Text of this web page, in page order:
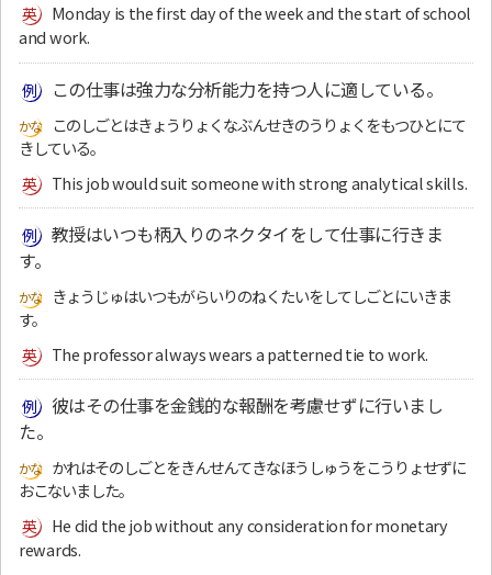
Monday is the first day of the week and the start of school
and work.
この仕事は強力な分析能力を持つ人に適している。
このしごとはきょうりょくなぶんせきのうりょくをもつひとにて
きしている。
This job would suit someone with strong analytical skills.
教授はいつも柄入りのネクタイをして仕事に行きま
す。
きょうじゅはいつもがらいりのねくたいをしてしごとにいきま
す。
The professor always wears a patterned tie to work.
彼はその仕事を金銭的な報酬を考慮せずに行いまし
た。
かれはそのしごとをきんせんてきなほうしゅうをこうりょせずに
おこないました。
He did the job without any consideration for monetary
rewards.